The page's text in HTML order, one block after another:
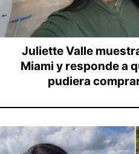
Juliette Valle
Miami y responde a
pudiera